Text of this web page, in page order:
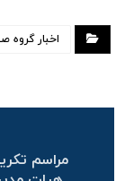
اخبار گروه
مراسم